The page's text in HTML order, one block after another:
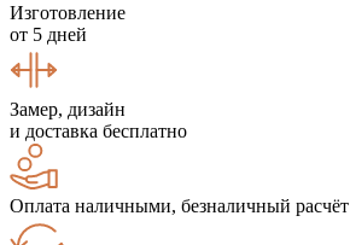
Изготовление
от 5 дней
Замер, дизайн
и доставка бесплатно
Оплата наличными, безналичный расчёт